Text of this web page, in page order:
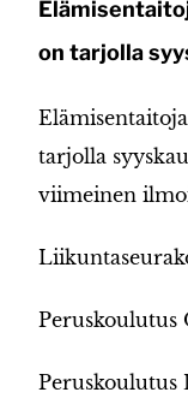
on tarjolla
tarjolla
viimeinen
Peruskoulutus
Peruskoulutus